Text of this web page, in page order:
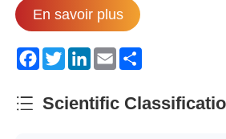
En savoir plus
Facebook
Twitter LinkedInEmail
Scientific